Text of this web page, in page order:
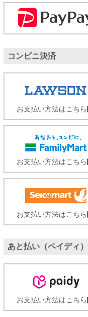
コンビニ決済
お支払い方法はこちら
お支払い方法はこちら
お支払い方法はこちら
あと払い（ペイディ）
お支払い方法はこちら